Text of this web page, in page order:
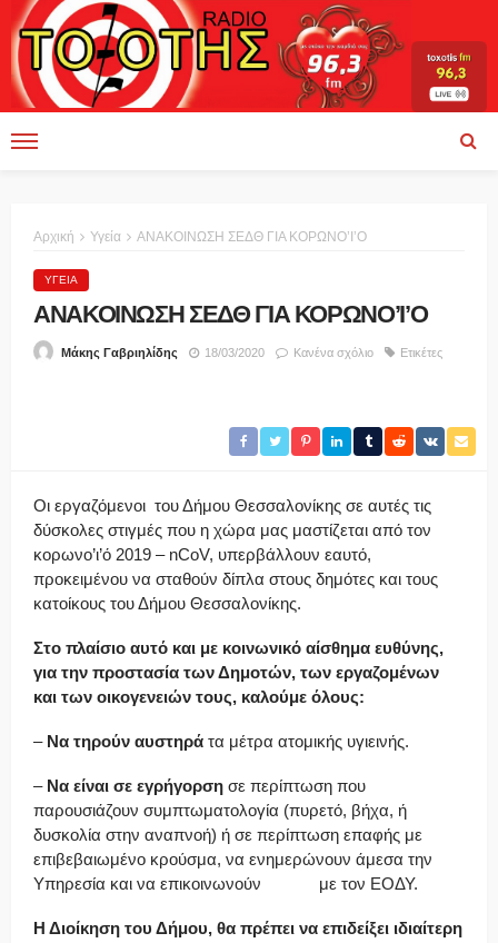
Αρχική Υγεία ΑΝΑΚΟΙΝΩΣΗ ΣΕΔΘ ΓΙΑ ΚΟΡΩΝΟ’Ι’Ο
ΥΓΕΊΑ
ΑΝΑΚΟΙΝΩΣΗ ΣΕΔΘ ΓΙΑ ΚΟΡΩΝΟ’Ι’Ο
Μάκης Γαβριηλίδης 18/03/2020 Κανένα σχόλιο Ετικέτες
Οι εργαζόμενοι του Δήμου Θεσσαλονίκης σε αυτές τις
δύσκολες στιγμές που η χώρα μας μαστίζεται από τον
κορωνο’ι’ό 2019 – nCoV, υπερβάλλουν εαυτό,
προκειμένου να σταθούν δίπλα στους δημότες και τους
κατοίκους του Δήμου Θεσσαλονίκης.
Στο πλαίσιο αυτό και με κοινωνικό αίσθημα ευθύνης,
για την προστασία των Δημοτών, των εργαζομένων
και των οικογενειών τους, καλούμε όλους:
– Να τηρούν αυστηρά τα μέτρα ατομικής υγιεινής.
– Να είναι σε εγρήγορση σε περίπτωση που
παρουσιάζουν συμπτωματολογία (πυρετό, βήχα, ή
δυσκολία στην αναπνοή) ή σε περίπτωση επαφής με
επιβεβαιωμένο κρούσμα, να ενημερώνουν άμεσα την
Υπηρεσία και να επικοινωνούν με τον ΕΟΔΥ.
Η Διοίκηση του Δήμου, θα πρέπει να επιδείξει ιδιαίτερη